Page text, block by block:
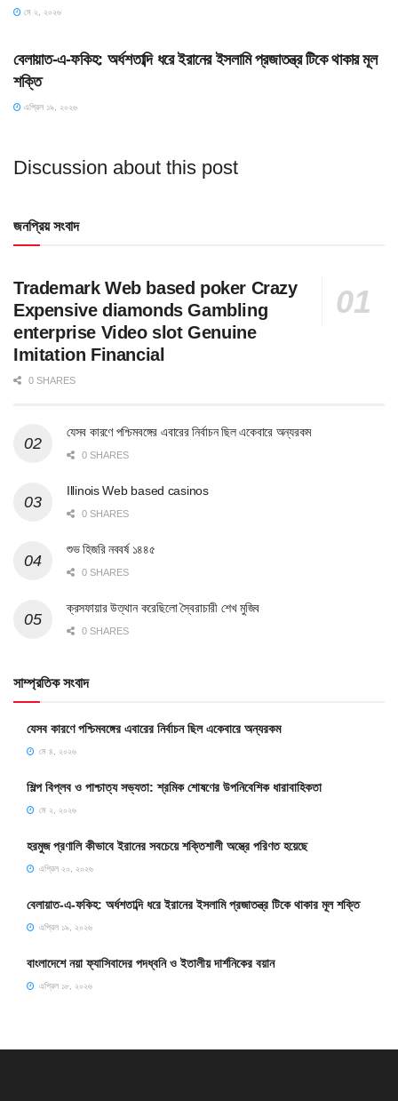
মে ২, ২০২৬
বেলায়াত-এ-ফকিহ: অর্ধশতাব্দি ধরে ইরানের ইসলামি প্রজাতন্ত্র টিকে থাকার মূল
শক্তি
এপ্রিল ১৯, ২০২৬
Discussion about this post
জনপ্রিয় সংবাদ
Trademark Web based poker Crazy
Expensive diamonds Gambling
enterprise Video slot Genuine
Imitation Financial
0 SHARES
যেসব কারণে পশ্চিমবঙ্গের এবারের নির্বাচন ছিল একেবারে অন্যরকম
0 SHARES
Illinois Web based casinos
0 SHARES
শুভ হিজরি নববর্ষ ১৪৪৫
0 SHARES
ক্রসফায়ার উত্থান করেছিলো স্বৈরাচারী শেখ মুজিব
0 SHARES
সাম্প্রতিক সংবাদ
যেসব কারণে পশ্চিমবঙ্গের এবারের নির্বাচন ছিল একেবারে অন্যরকম
মে ৪, ২০২৬
শিল্প বিপ্লব ও পাশ্চাত্য সভ্যতা: শ্রমিক শোষণের উপনিবেশিক ধারাবাহিকতা
মে ২, ২০২৬
হরমুজ প্রণালি কীভাবে ইরানের সবচেয়ে শক্তিশালী অস্ত্রে পরিণত হয়েছে
এপ্রিল ২০, ২০২৬
বেলায়াত-এ-ফকিহ: অর্ধশতাব্দি ধরে ইরানের ইসলামি প্রজাতন্ত্র টিকে থাকার মূল শক্তি
এপ্রিল ১৯, ২০২৬
বাংলাদেশে নয়া ফ্যাসিবাদের পদধ্বনি ও ইতালীয় দার্শনিকের বয়ান
এপ্রিল ১৮, ২০২৬